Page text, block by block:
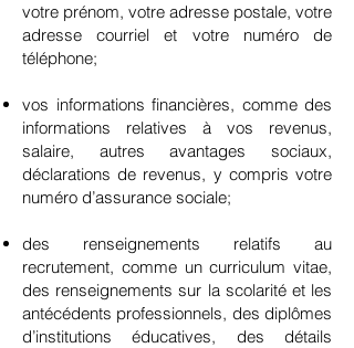
votre prénom, votre adresse postale, votre
adresse courriel et votre numéro de
téléphone;
vos informations financières, comme des
informations relatives à vos revenus,
salaire, autres avantages sociaux,
déclarations de revenus, y compris votre
numéro d’assurance sociale;
des renseignements relatifs au
recrutement, comme un curriculum vitae,
des renseignements sur la scolarité et les
antécédents professionnels, des diplômes
d’institutions éducatives, des détails